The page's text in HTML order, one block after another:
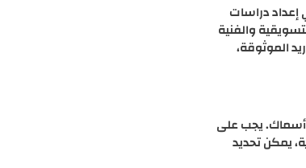
إعداد دراسات
والفنية
الموثوقة،
يجب على
يمكن تحديد